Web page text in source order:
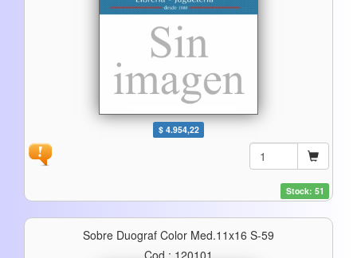
$ 4.954,22
Stock: 51
Sobre Duograf Color Med.11x16 S-59
Cod.: 120101